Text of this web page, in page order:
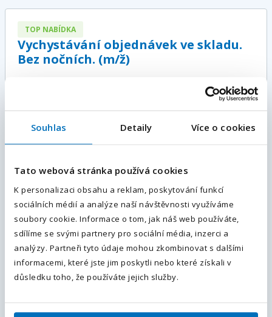
Souhlas Detaily Více o cookies
Tato webová stránka používá cookies
K personalizaci obsahu a reklam, poskytování funkcí
sociálních médií a analýze naší návštěvnosti využíváme
soubory cookie. Informace o tom, jak náš web používáte,
sdílíme se svými partnery pro sociální média, inzerci a
analýzy. Partneři tyto údaje mohou zkombinovat s dalšími
informacemi, které jste jim poskytli nebo které získali v
důsledku toho, že používáte jejich služby.
TOP NABÍDKA
Vychystávání objednávek ve skladu.
Bez nočních. (m/ž)
25 000 - 30 000Kč / měsíc
TOP NABÍDKA
Obsluha strojů | mzda až 37 600 Kč |
ubytování | m/ž
Pardubice, Pardubický kraj, Česká republika
Plný úvazek
34 500 - 37 600
Kč / měsíc
E-mailová adresa
Váš telefon*
Předvolba
Odesláním souhlasíte sezpracováním osobních údajů.
Odeslat